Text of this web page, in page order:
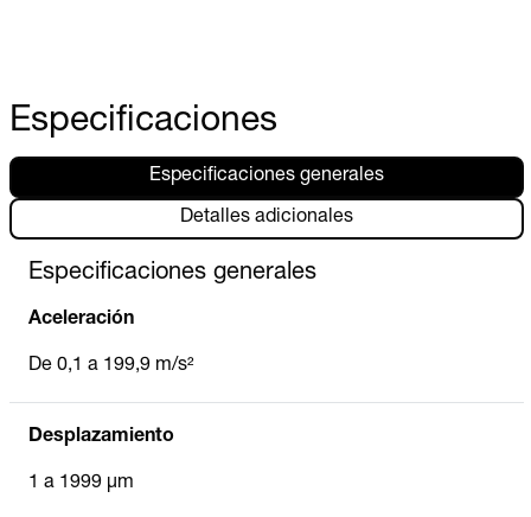
Especificaciones
Especificaciones generales
Detalles adicionales
Especificaciones generales
Aceleración
De 0,1 a 199,9 m/s²
Desplazamiento
1 a 1999 µm